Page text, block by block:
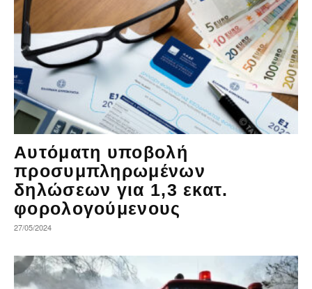
Αυτόματη υποβολή
προσυμπληρωμένων
δηλώσεων για 1,3 εκατ.
φορολογούμενους
27/05/2024